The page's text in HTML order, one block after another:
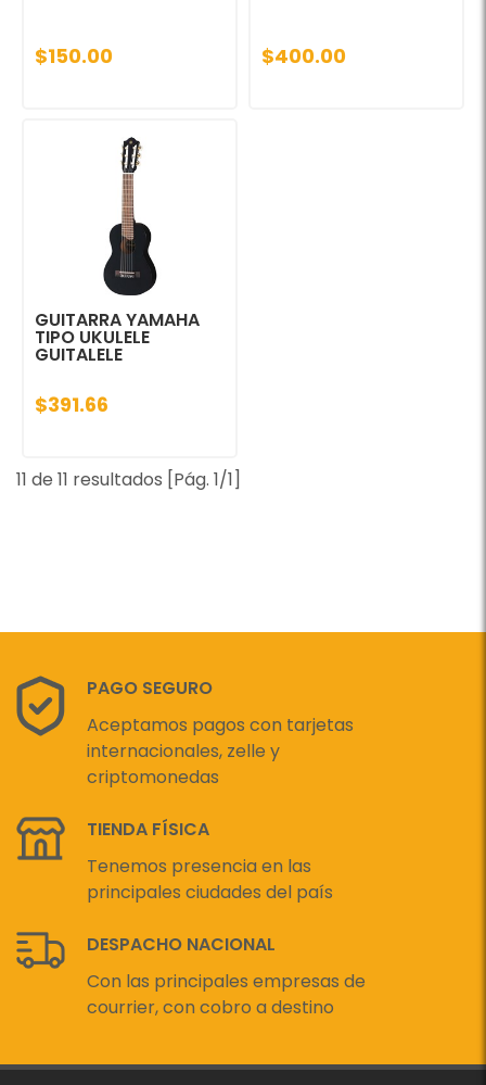
$150.00 $400.00
GUITARRA YAMAHA
TIPO UKULELE
GUITALELE
$391.66
11 de 11 resultados [Pág. 1/1]
PAGO SEGURO
Aceptamos pagos con tarjetas
internacionales, zelle y
criptomonedas
TIENDA FÍSICA
Tenemos presencia en las
principales ciudades del país
DESPACHO NACIONAL
Con las principales empresas de
courrier, con cobro a destino